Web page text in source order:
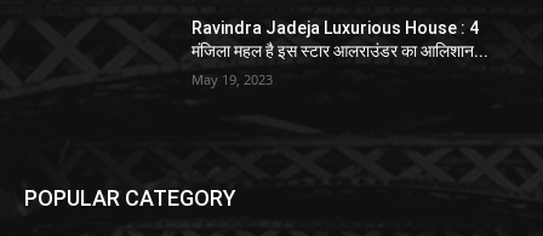
Ravindra Jadeja Luxurious House : 4
मंजिला महल है इस स्टार आलराउंडर का आलिशान...
May 19, 2023
POPULAR CATEGORY